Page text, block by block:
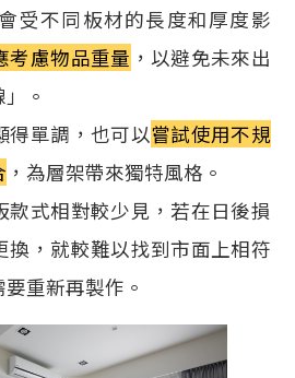
受不同板材的長度和厚度影
考慮物品重量 ，以避免未來出
。
得單調，也可以嘗試使用不規
，為層架帶來獨特風格。
款式相對較少見，若在日後損
換，就較難以找到市面上相符
要重新再製作。